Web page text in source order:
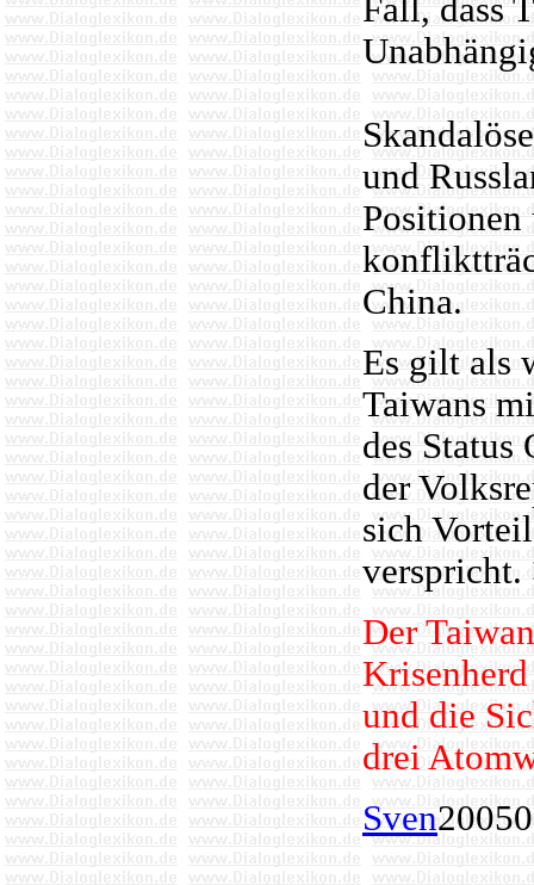
Fall, dass
und
Positionen
China.
Es gilt als
Taiwans
des
der
sich
Der
und die
drei
Sven